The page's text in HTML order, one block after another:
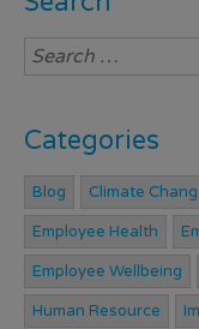
Categories
Blog Climate
Employee Health
Employee Wellbeing
Human Resource